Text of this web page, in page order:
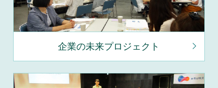
企業の未来プロジェクト